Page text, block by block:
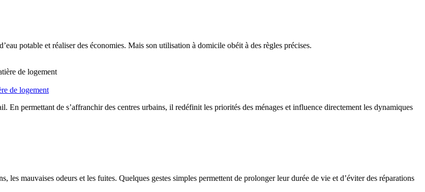
potable et réaliser des économies. Mais son utilisation à domicile obéit à des règles précises.
de logement
permettant de s’affranchir des centres urbains, il redéfinit les priorités des ménages et influence directement les dynamiques
les mauvaises odeurs et les fuites. Quelques gestes simples permettent de prolonger leur durée de vie et d’éviter des réparations